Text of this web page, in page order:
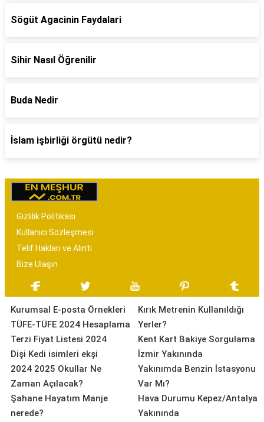
Sögüt Agacinin Faydalari
Sihir Nasıl Öğrenilir
Buda Nedir
İslam işbirliği örgütü nedir?
Gizlilik Politikası
Kullanıcı Sözleşmesi
Telif Hakları ve Alıntı
Bize Ulaşın
Kurumsal E-posta Örnekleri
TÜFE-TÜFE 2024 Hesaplama
Terzi Fiyat Listesi 2024
Dişi Kedi isimleri ekşi
2024 2025 Okullar Ne
Zaman Açılacak?
Şahane Hayatım Manje
nerede?
Kırık Metrenin Kullanıldığı
Yerler?
Kent Kart Bakiye Sorgulama
İzmir Yakınında
Yakınımda Benzin İstasyonu
Var Mı?
Hava Durumu Kepez/Antalya
Yakınında